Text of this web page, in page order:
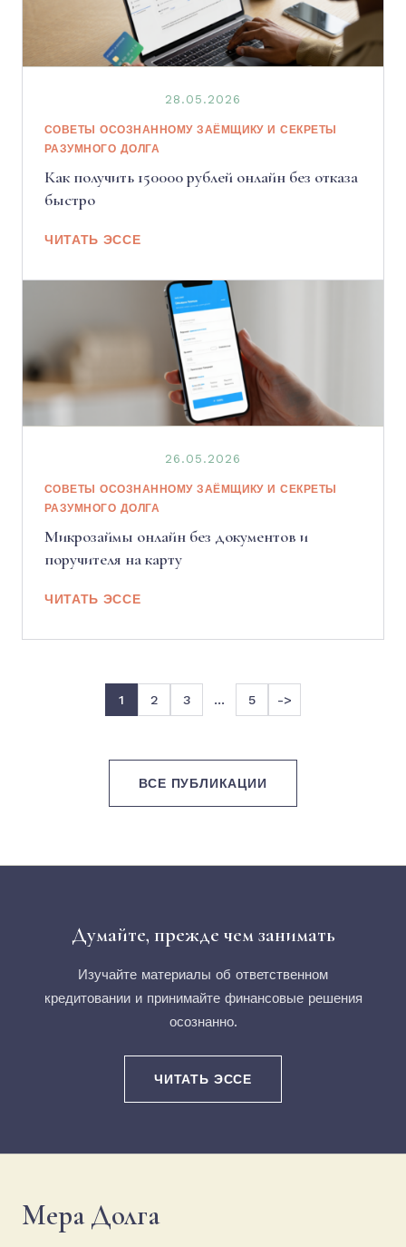
28.05.2026
СОВЕТЫ ОСОЗНАННОМУ ЗАЁМЩИКУ И СЕКРЕТЫ
РАЗУМНОГО ДОЛГА
Как получить 150000 рублей онлайн без отказа
быстро
ЧИТАТЬ ЭССЕ
26.05.2026
СОВЕТЫ ОСОЗНАННОМУ ЗАЁМЩИКУ И СЕКРЕТЫ
РАЗУМНОГО ДОЛГА
Микрозаймы онлайн без документов и
поручителя на карту
ЧИТАТЬ ЭССЕ
1 2 3 … 5 ->
ВСЕ ПУБЛИКАЦИИ
Думайте, прежде чем занимать
Изучайте материалы об ответственном
кредитовании и принимайте финансовые решения
осознанно.
ЧИТАТЬ ЭССЕ
Мера Долга